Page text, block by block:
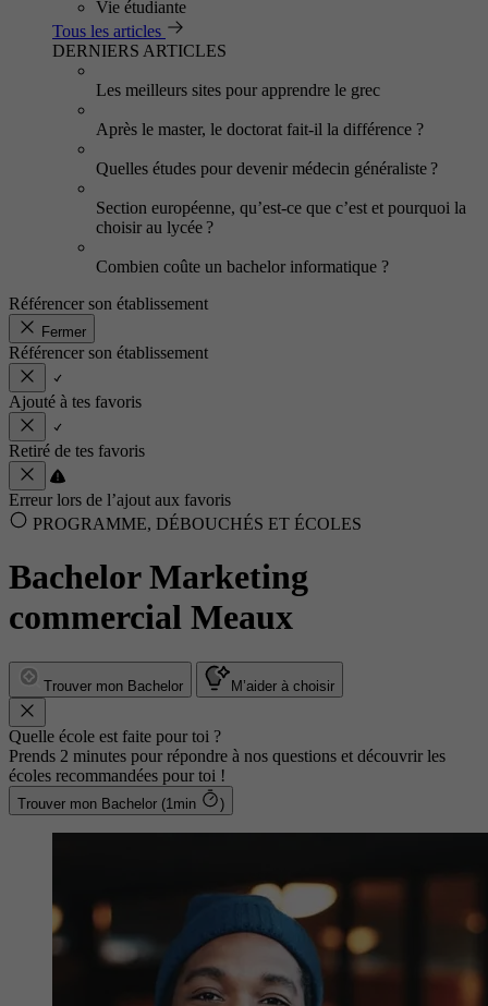
Vie étudiante
Tous les articles
DERNIERS ARTICLES
Les meilleurs sites pour apprendre le grec
Après le master, le doctorat fait-il la différence ?
Quelles études pour devenir médecin généraliste ?
Section européenne, qu’est-ce que c’est et pourquoi la
choisir au lycée ?
Combien coûte un bachelor informatique ?
Référencer son établissement
Fermer
Référencer son établissement
Ajouté à tes favoris
Retiré de tes favoris
Erreur lors de l’ajout aux favoris
PROGRAMME, DÉBOUCHÉS ET ÉCOLES
Bachelor Marketing
commercial Meaux
Trouver mon Bachelor M’aider à choisir
Quelle école est faite pour toi ?
Prends 2 minutes pour répondre à nos questions et découvrir les
écoles recommandées pour toi !
Trouver mon Bachelor (1min )